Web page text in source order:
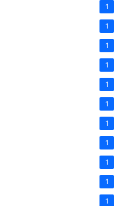
1
1
1
1
1
1
1
1
1
1
1